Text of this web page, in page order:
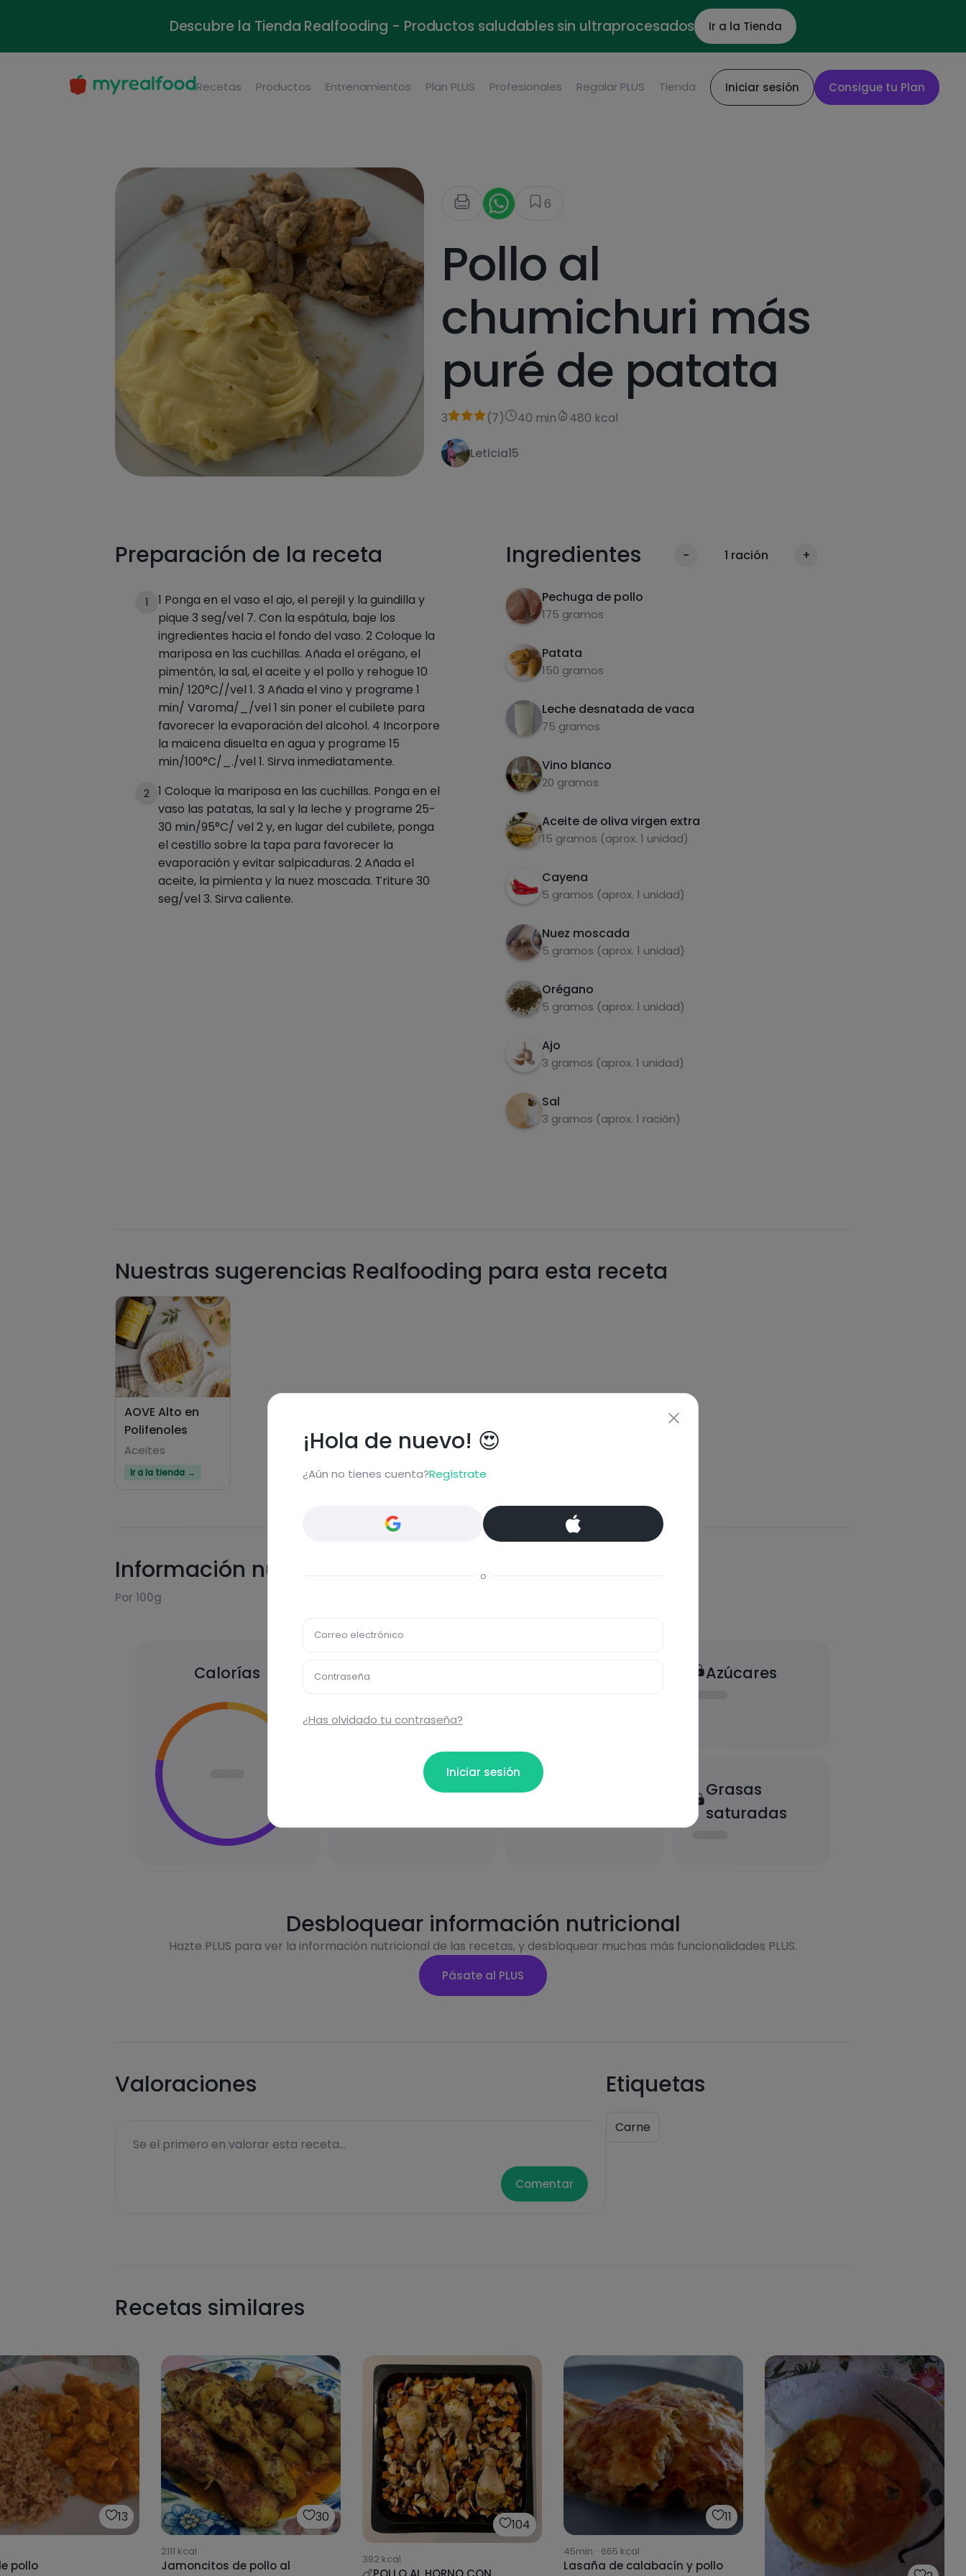
Descubre la Tienda Realfooding - Productos saludables sin ultraprocesados Ir a la Tienda
Recetas Productos Entrenamientos Plan PLUS Profesionales Regalar PLUS Tienda Iniciar sesión Consigue tu Plan
6
Pollo al
chumichuri más
puré de patata
3 (7) 40 min 480 kcal
Leticia15
Preparación de la receta
1
1 Ponga en el vaso el ajo, el perejil y la guindilla y
pique 3 seg/vel 7. Con la espátula, baje los
ingredientes hacia el fondo del vaso. 2 Coloque la
mariposa en las cuchillas. Añada el orégano, el
pimentón, la sal, el aceite y el pollo y rehogue 10
min/ 120°C//vel 1. 3 Añada el vino y programe 1
min/ Varoma/_/vel 1 sin poner el cubilete para
favorecer la evaporación del alcohol. 4 Incorpore
la maicena disuelta en agua y programe 15
min/100°C/_./vel 1. Sirva inmediatamente.
2 1 Coloque la mariposa en las cuchillas. Ponga en el
vaso las patatas, la sal y la leche y programe 25-
30 min/95°C/ vel 2 y, en lugar del cubilete, ponga
el cestillo sobre la tapa para favorecer la
evaporación y evitar salpicaduras. 2 Añada el
aceite, la pimienta y la nuez moscada. Triture 30
seg/vel 3. Sirva caliente.
Ingredientes - 1 ración +
Pechuga de pollo
175 gramos
Patata
150 gramos
Leche desnatada de vaca
75 gramos
Vino blanco
20 gramos
Aceite de oliva virgen extra
15 gramos (aprox. 1 unidad)
Cayena
5 gramos (aprox. 1 unidad)
Nuez moscada
5 gramos (aprox. 1 unidad)
Orégano
5 gramos (aprox. 1 unidad)
Ajo
3 gramos (aprox. 1 unidad)
Sal
3 gramos (aprox. 1 ración)
Nuestras sugerencias Realfooding para esta receta
AOVE Alto en
Polifenoles
Aceites
Ir a la tienda →
Información nutricional
Por 100g
Calorías Carbohidratos
Proteínas Sal
Azúcares
Grasas
saturadas
Desbloquear información nutricional
Hazte PLUS para ver la información nutricional de las recetas, y desbloquear muchas más funcionalidades PLUS.
Pásate al PLUS
Valoraciones
Se el primero en valorar esta receta...
Comentar
Etiquetas
Carne
Recetas similares
13
pollo
30
2111 kcal
Jamoncitos de pollo al
104
392 kcal
11
45min · 665 kcal
Lasaña de calabacín y pollo
¡Hola de nuevo! 😍
¿Aún no tienes cuenta?Regístrate
o
Correo electrónico
Contraseña
¿Has olvidado tu contraseña?
Iniciar sesión